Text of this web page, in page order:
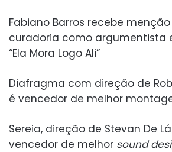
Fabiano Barros recebe
curadoria como argumentista
“Ela Mora Logo Ali”
Diafragma com direção de
é vencedor de melhor
Sereia, direção de Stevan De
vencedor de melhor sound